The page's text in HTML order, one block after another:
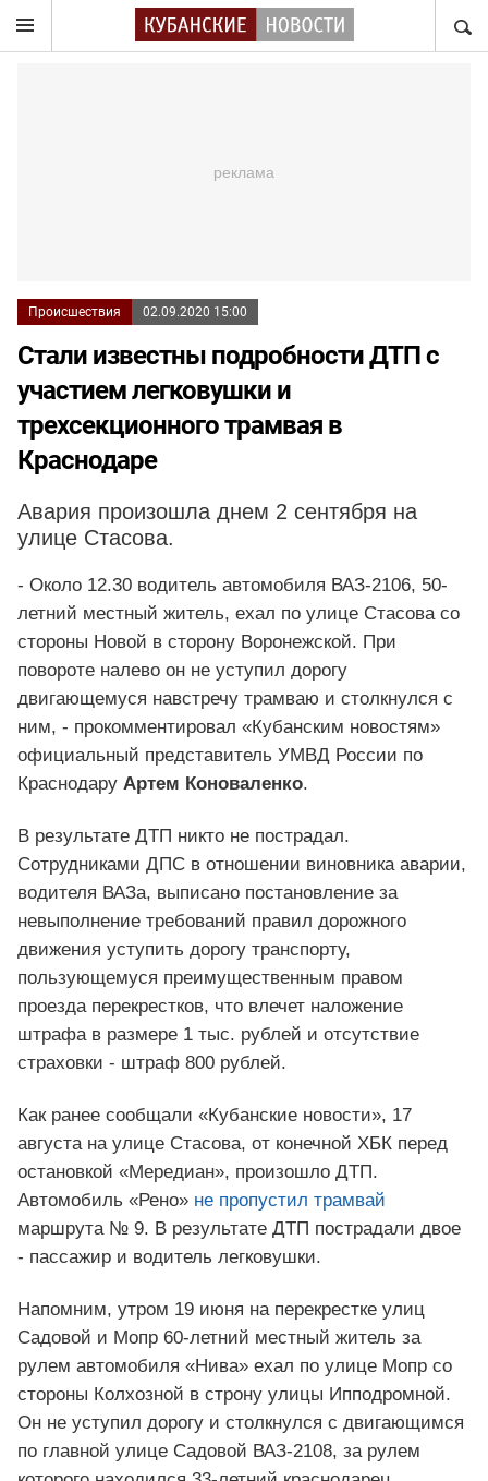
Происшествия 02.09.2020 15:00
Стали известны подробности ДТП с
участием легковушки и
трехсекционного трамвая в
Краснодаре
Авария произошла днем 2 сентября на
улице Стасова.
- Около 12.30 водитель автомобиля ВАЗ-2106, 50-
летний местный житель, ехал по улице Стасова со
стороны Новой в сторону Воронежской. При
повороте налево он не уступил дорогу
двигающемуся навстречу трамваю и столкнулся с
ним, - прокомментировал «Кубанским новостям»
официальный представитель УМВД России по
Краснодару Артем Коноваленко.
В результате ДТП никто не пострадал.
Сотрудниками ДПС в отношении виновника аварии,
водителя ВАЗа, выписано постановление за
невыполнение требований правил дорожного
движения уступить дорогу транспорту,
пользующемуся преимущественным правом
проезда перекрестков, что влечет наложение
штрафа в размере 1 тыс. рублей и отсутствие
страховки - штраф 800 рублей.
Как ранее сообщали «Кубанские новости», 17
августа на улице Стасова, от конечной ХБК перед
остановкой «Мередиан», произошло ДТП.
Автомобиль «Рено» не пропустил трамвай
маршрута № 9. В результате ДТП пострадали двое
- пассажир и водитель легковушки.
Напомним, утром 19 июня на перекрестке улиц
Садовой и Мопр 60-летний местный житель за
рулем автомобиля «Нива» ехал по улице Мопр со
стороны Колхозной в строну улицы Ипподромной.
Он не уступил дорогу и столкнулся с двигающимся
по главной улице Садовой ВАЗ-2108, за рулем